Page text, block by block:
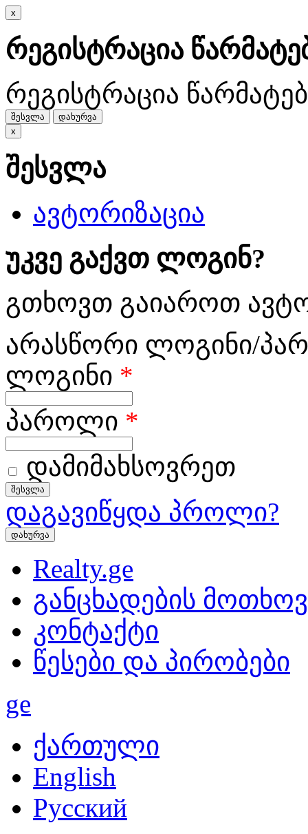
x
რეგისტრაცია
რეგისტრაცია
შესვლა
დახურვა
x
შესვლა
ავტორიზაცია
უკვე გაქვთ ლოგინ?
გთხოვთ გაიაროთ
არასწორი ლოგინი/
ლოგინი *
პაროლი *
დამიმახსოვრეთ
დაგავიწყდა პროლი?
დახურვა
Realty.ge
განცხადების
კონტაქტი
წესები და პირობები
ge
ქართული
English
Русский